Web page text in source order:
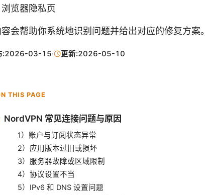
览器隐私页
会帮助你系统地识别问题并给出对应的修复方案。
:2026-03-15· 更新:2026-05-10
THIS PAGE
NordVPN 常见连接问题与原因
1）账户与订阅状态异常
2）应用版本过旧或损坏
3）服务器故障或区域限制
4）协议设置不当
5）IPv6 和 DNS 设置问题